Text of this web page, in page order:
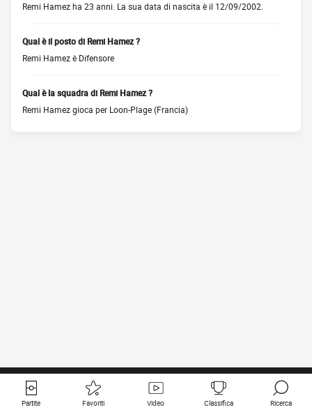
Remi Hamez ha 23 anni. La sua data di nascita è il 12/09/2002.
Qual è il posto di Remi Hamez ?
Remi Hamez è Difensore
Qual è la squadra di Remi Hamez ?
Remi Hamez gioca per Loon-Plage (Francia)
Partite Favoriti Video Classifica Ricerca